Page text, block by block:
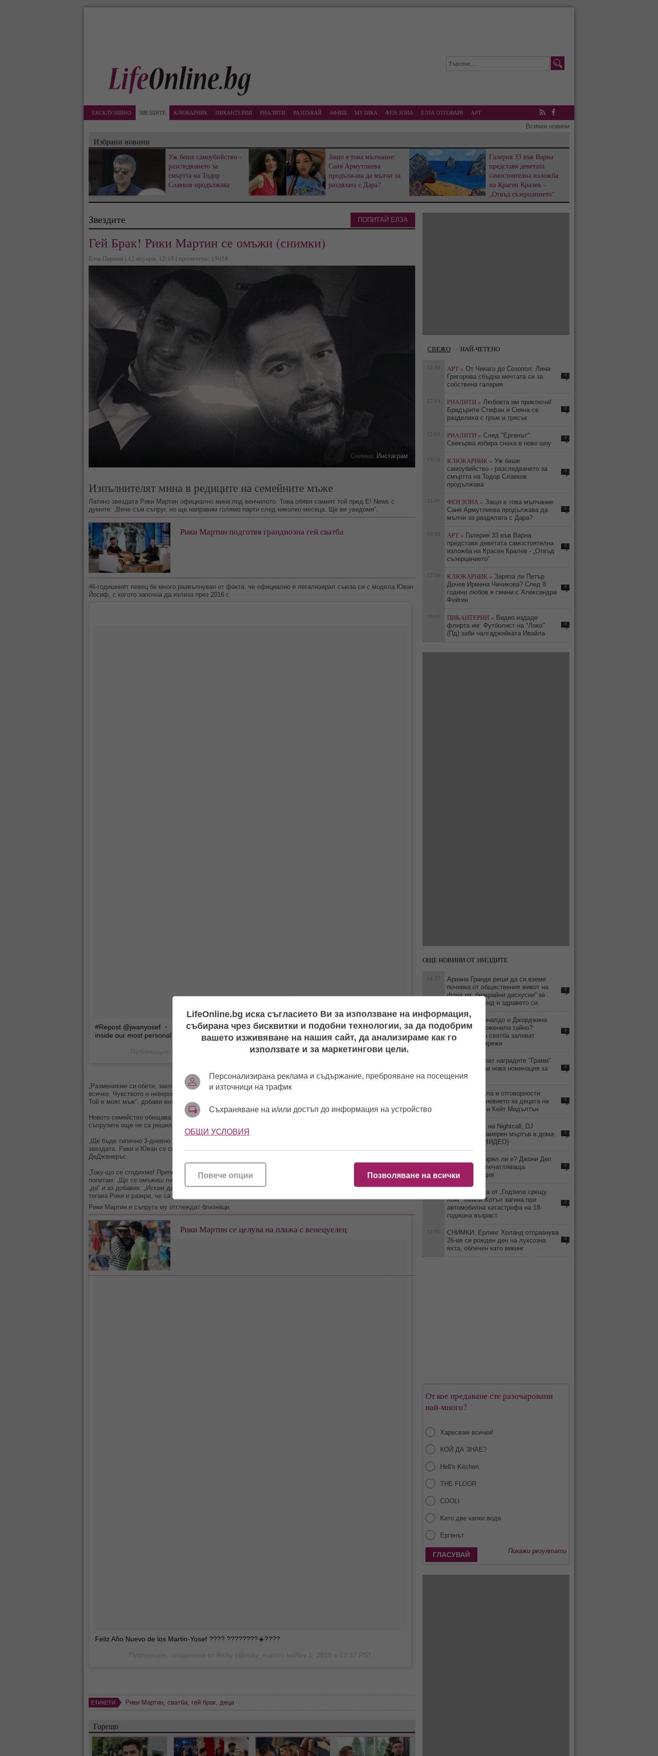
ЕКСКЛУЗИВНО ЗВЕЗДИТЕ КЛЮКАРНИК ПИКАНТЕРИИ РИАЛИТИ РАЗЦЪКАЙ АФИШ МУЗИКА ФЕН ЗОНА ЕЛЗА ОТГОВАРЯ
АРТ
RSS Facebook
Всички новини
Избрани новини
Уж беше самоубийство -
разследването за
смъртта на Тодор
Славков продължава
Защо е това мълчание:
Саня Армутлиева
продължава да мълчи за
раздялата с Дара?
Галерия 33 във Варна
представя деветата
самостоятелна изложба
на Красен Кралев -
„Отвъд съзерцанието“
Звездите
Гей Брак! Рики Мартин се омъжи (снимки)
Елза Парини | 12 януари, 12:15 | прочетена: 15058
Снимка: Инстаграм
Изпълнителят мина в редиците на семейните мъже
Латино звездата Рики Мартин официално мина под венчилото. Това обяви самият той пред E! News с
думите: „Вече съм съпруг, но ще направим голямо парти след няколко месеца. Ще ви уведомя“.
Рики Мартин подготвя грандиозна гей сватба
46-годишният певец бе много развълнуван от факта, че официално е легализирал съюза си с модела Юван
Йосиф, с когото започна да излиза през 2016 г.
#Repost @jwanyosef ・・・ This is us in our home????????‍♂️????????‍♂️ @archdigest had a look
inside our most personal abode ???? #architecturaldigest #covergirl
(@ricky_martin) наЯну 9, 2018 в 8:22 PST
„Разменихме си обети, заклехме се във вярност, подписахме всички документи и предбрачен договор...
всичко. Чувството е невероятно! Вече не мога да го представям като мой годеник. Не мога, той ми е съпруг.
Той е моят мъж“, добави ентусиазирано гей иконата.
Новото семейство обещава да вдигне страхотно парти, което да продължи цели три дни, макар че
съпрузите още не са решили къде ще е празненството.
„Ще бъде типично 3-дневно парти с репетиция, вечеря, самия купон и след това време за почивка“, добави
звездата. Рики и Юван се сгодиха през ноември 2016, като Мартин се похвали с новината в шоуто на Елън
ДеДженеръс.
„Току-що се сгодихме! Препотих се! Паднах на колене и извадих малката метална кутийка. И вместо да го
попитам: „Ще се омъжиш ли за мен?“, му казах: „Взел съм ти нещо“. Беше ужасна фраза. Той веднага каза
„да“ и аз добавих: „Искам да прекарам живота си с теб“. А той ми каза: „Това въпрос ли беше?“, обясни
тогава Рики и разкри, че са му трябвали 30 минути да осъзнае, че любимият му му е отговорил с „ДА“.
Рики Мартин и съпруга му отглеждат близнаци.
Рики Мартин се целува на плажа с венецуелец
Feliz Año Nuevo de los Martin-Yosef ???? ????????☀️????
ЕТИКЕТИ Рики Мартин, сватба, гей брак, деца
Горещо
ПОПИТАЙ ЕЛЗА
СВЕЖО НАЙ-ЧЕТЕНО
12:30 АРТ » От Чикаго до Созопол: Лина
Григорова сбъдна мечтата си за
собствена галерия
0
12:13 РИАЛИТИ » Любовта им приключи!
Брадърите Стефан и Сияна се
разделиха с гръм и трясък
0
12:03 РИАЛИТИ » След "Ергенът":
Свекърва избира снаха в ново шоу
0
13:18 КЛЮКАРНИК » Уж беше
самоубийство - разследването за
смъртта на Тодор Славков
продължава
0
11:49 ФЕН ЗОНА » Защо е това мълчание:
Саня Армутлиева продължава да
мълчи за раздялата с Дара?
0
10:50 АРТ » Галерия 33 във Варна
представя деветата самостоятелна
изложба на Красен Кралев - „Отвъд
съзерцанието“
0
17:24 КЛЮКАРНИК » Заряза ли Петър
Дочев Ирмена Чичикова? След 8
години любов я смени с Александра
Фейгин
0
16:41 ПИКАНТЕРИИ » Видео издаде
флирта им: Футболист на "Локо"
(Пд) заби чалгаджийката Ивайла
0
ОЩЕ НОВИНИ ОТ ЗВЕЗДИТЕ
14:27
Ариана Гранде реши да си вземе
почивка от обществения живот на
фона на „безкрайни дискусии“ за
външния си вид и здравето си.
0
15:16
Кристиано Роналдо и Джорджина
Родригес се оженили тайно?
Слуховете за сватба заливат
социалните мрежи
0
BTS бойкотират наградите "Грами"
заради спорна нова номинация за
азиатски поп
0
Строги правила и отговорности:
какво е ежедневието за децата на
принц Уилям и Кейт Мидълтън
0
Хитмейкърът на Nightcall, DJ
Kavinsky, е намерен мъртъв в дома
си в Париж (ВИДЕО)
0
ВИДЕО: Остарял ли е? Джони Деп
изненада с впечатляваща
трансформация
0
Детето звезда от „Годзила срещу
Конг“ Кейли Хотъл загина при
автомобилна катастрофа на 18-
годишна възраст
0
15:31
СНИМКИ: Ерлинг Холанд отпразнува
26-ия си рожден ден на луксозна
яхта, облечен като викинг
0
От кое предаване сте разочаровани
най-много?
Харесвам всички!
КОЙ ДА ЗНАЕ?
Hell's Kitchen
THE FLOOR
COOLt
Като две капки вода
Ергенът
Покажи резултати
LifeOnline.bg иска съгласието Ви за използване на информация,
събирана чрез бисквитки и подобни технологии, за да подобрим
вашето изживяване на нашия сайт, да анализираме как го
използвате и за маркетингови цели.
Персонализирана реклама и съдържание, преброяване на посещения
и източници на трафик
Съхраняване на и/или достъп до информация на устройство
ОБЩИ УСЛОВИЯ
Позволяване на всички
Повече опции